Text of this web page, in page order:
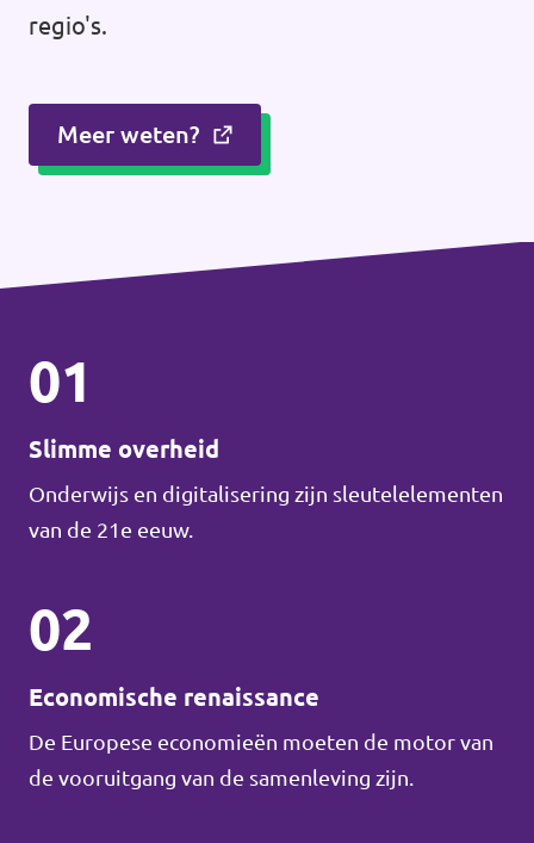
regio's.
Meer weten?
01
Slimme overheid
Onderwijs en digitalisering zijn sleutelelementen
van de 21e eeuw.
02
Economische renaissance
De Europese economieën moeten de motor van
de vooruitgang van de samenleving zijn.